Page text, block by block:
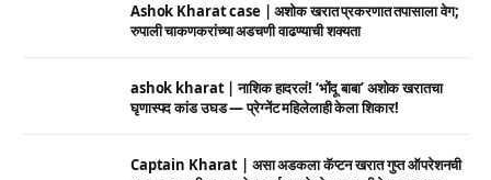
Ashok Kharat case | अशोक खरात प्रकरणात तपासाला वेग;
रुपाली चाकणकरांच्या अडचणी वाढण्याची शक्यता
ashok kharat | नाशिक हादरलं! ‘भोंदू बाबा’ अशोक खरातचा
घृणास्पद कांड उघड — प्रेग्नेंट महिलेलाही केला शिकार!
Captain Kharat | असा अडकला कॅप्टन खरात गुप्त ऑपरेशनची